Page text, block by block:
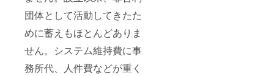
団体として活動してきたた
めに蓄えもほとんどありま
せん。システム維持費に事
務所代、人件費などが重く